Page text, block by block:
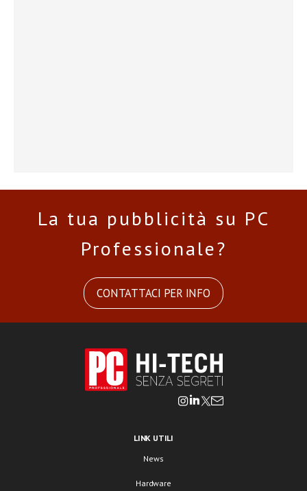
La tua pubblicità su PC
Professionale?
CONTATTACI PER INFO
LINK UTILI
News
Hardware